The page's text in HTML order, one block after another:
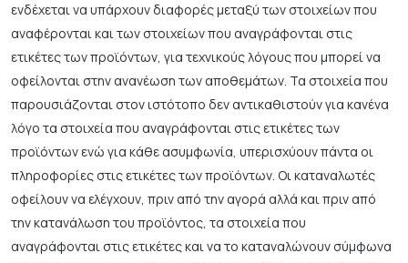
ενδέχεται να υπάρχουν διαφορές μεταξύ των στοιχείων που
αναφέρονται και των στοιχείων που αναγράφονται στις
ετικέτες των προϊόντων, για τεχνικούς λόγους που μπορεί να
οφείλονται στην ανανέωση των αποθεμάτων. Τα στοιχεία που
παρουσιάζονται στον ιστότοπο δεν αντικαθιστούν για κανένα
λόγο τα στοιχεία που αναγράφονται στις ετικέτες των
προϊόντων ενώ για κάθε ασυμφωνία, υπερισχύουν πάντα οι
πληροφορίες στις ετικέτες των προϊόντων. Οι καταναλωτές
οφείλουν να ελέγχουν, πριν από την αγορά αλλά και πριν από
την κατανάλωση του προϊόντος, τα στοιχεία που
αναγράφονται στις ετικέτες και να το καταναλώνουν σύμφωνα